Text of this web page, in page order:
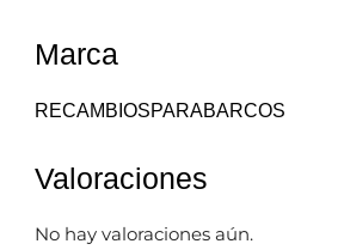
Marca
RECAMBIOSPARABARCOS
Valoraciones
No hay valoraciones aún.